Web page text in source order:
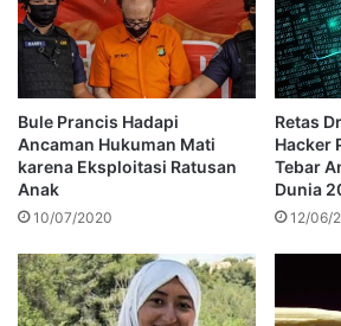
Bule Prancis Hadapi
Ancaman Hukuman Mati
karena Eksploitasi Ratusan
Anak
10/07/2020
Retas
Hacker
Tebar
Dunia
12/06/